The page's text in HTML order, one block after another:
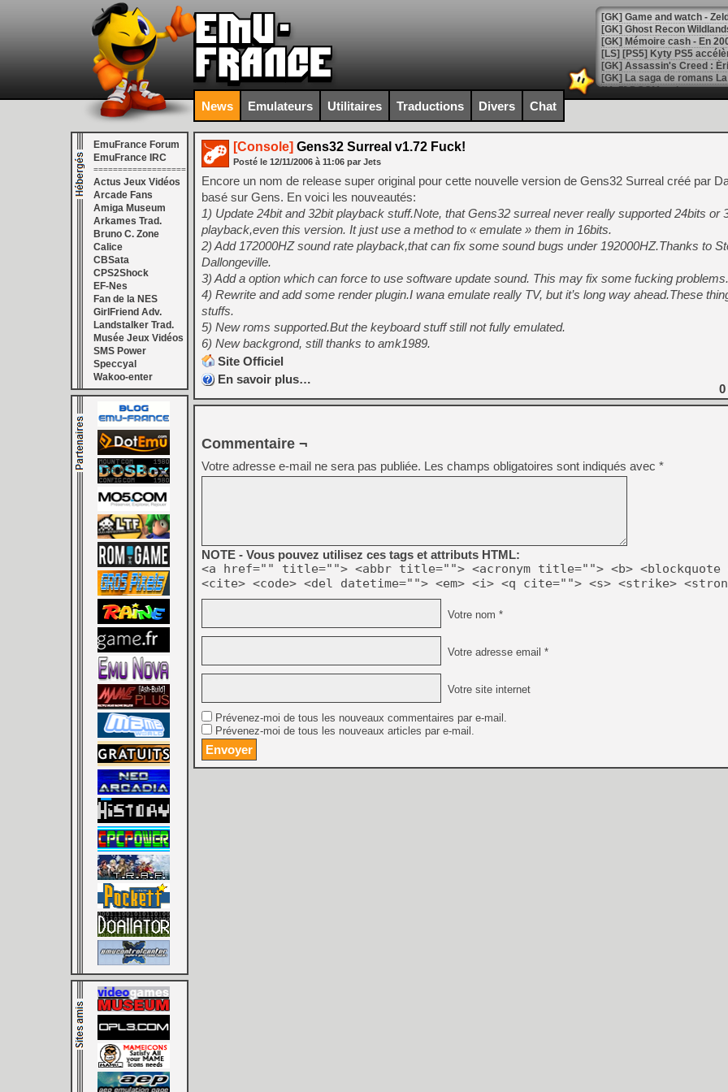
[Mo5] DOOM arrive en
[GK] Bethesda fête les 30
[GK] Roblox : l'action en
[GK] Agenda - GeForce
[GK] Devolver Digital en a
[LS] [PS5] ps5-y2jb-
[GK] Pourquoi Marvel
[GK] Test : Restory : Chill
[GK] GTA 6 : Rockstar
[GK] Hot Wheels Infinite
[GK] Mémoire cash -
[GK] Résultats Nintendo :
[GK] Déjà des
[Mo5] Brickboy cherche à
[GK] Minecraft et ses «
[GK] Beast of
[GK] Ubisoft : fin de partie
[GK] Mémoire cash -
[GK] Dan Houser (GTA)
[GK] Comment EA Sports
[GK] Crimson Moon : un
[GK] Isle of Reveries : le
[GK] Moonlighter 2 : The
[GK] Capcom relance
[Mo5] Deux inédits du
[GK] Le beat'em up The
[GK] Endless Legend 2 :
[LS] [PS5] Premiers
News Emulateurs Utilitaires Traductions Divers Chat
EmuFrance Forum
EmuFrance IRC
===================
Actus Jeux Vidéos
Arcade Fans
Amiga Museum
Arkames Trad.
Bruno C. Zone
Calice
CBSata
CPS2Shock
EF-Nes
Fan de la NES
GirlFriend Adv.
Landstalker Trad.
Musée Jeux Vidéos
SMS Power
Speccyal
Wakoo-enter
[Console] Gens32 Surreal v1.72 Fuck!
Posté le 12/11/2006 à 11:06 par Jets
Encore un nom de release super original pour cette nouvelle version de Gens32 Surreal créé par
basé sur Gens. En voici les nouveautés:
1) Update 24bit and 32bit playback stuff.Note, that Gens32 surreal never really supported 24bits or
playback,even this version. It just use a method to « emulate » them in 16bits.
2) Add 172000HZ sound rate playback,that can fix some sound bugs under 192000HZ.Thanks to
Dallongeville.
3) Add a option which can force to use software update sound. This may fix some fucking problems.
4) Rewrite and add some render plugin.I wana emulate really TV, but it’s long way ahead.These
stuffs.
5) New roms supported.But the keyboard stuff still not fully emulated.
6) New backgrond, still thanks to amk1989.
Site Officiel
En savoir plus…
0
Commentaire ¬
Votre adresse e-mail ne sera pas publiée. Les champs obligatoires sont indiqués avec *
NOTE - Vous pouvez utilisez ces tags et attributs HTML:
<a href="" title=""> <abbr title=""> <acronym title=""> <b> <blockquote
<cite> <code> <del datetime=""> <em> <i> <q cite=""> <s> <strike>
Votre nom *
Votre adresse email *
Votre site internet
Prévenez-moi de tous les nouveaux commentaires par e-mail.
Prévenez-moi de tous les nouveaux articles par e-mail.